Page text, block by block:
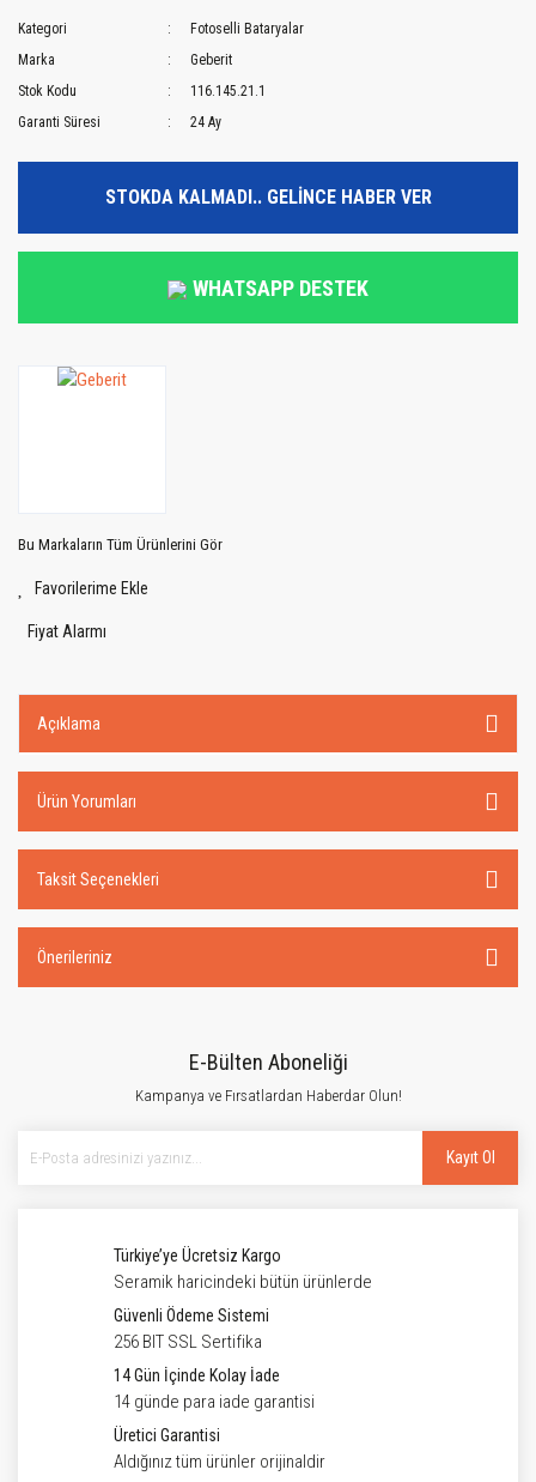
Kategori
Fotoselli Bataryalar
Marka
Geberit
Stok Kodu
116.145.21.1
Garanti Süresi
24 Ay
STOKDA KALMADI.. GELİNCE HABER VER
WHATSAPP DESTEK
Bu Markaların Tüm Ürünlerini Gör
Fiyat Alarmı
Açıklama
Ürün Yorumları
Taksit Seçenekleri
Önerileriniz
E-Bülten Aboneliği
Kampanya ve Fırsatlardan Haberdar Olun!
Kayıt Ol
Türkiye’ye Ücretsiz Kargo
Seramik haricindeki bütün ürünlerde
Güvenli Ödeme Sistemi
256 BIT SSL Sertifika
14 Gün İçinde Kolay İade
14 günde para iade garantisi
Üretici Garantisi
Aldığınız tüm ürünler orijinaldir